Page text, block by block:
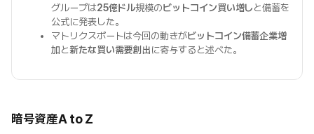
グループは25億ドル規模のビットコイン買い増しと備蓄を
公式に発表した。
マトリクスポートは今回の動きがビットコイン備蓄企業増
加と新たな買い需要創出に寄与すると述べた。
暗号資産A to Z